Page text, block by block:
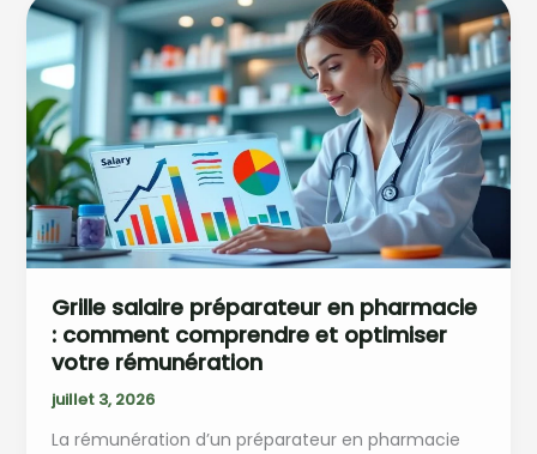
comprendre
les
modalités
et
échéances
Grille salaire préparateur en pharmacie
: comment comprendre et optimiser
votre rémunération
juillet 3, 2026
La rémunération d’un préparateur en pharmacie